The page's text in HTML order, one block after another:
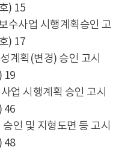
) 15
수사업 시행계획승인 고
) 17
계획(변경) 승인 고시
19
업 시행계획 승인 고시
46
인 및 지형도면 등 고시
48